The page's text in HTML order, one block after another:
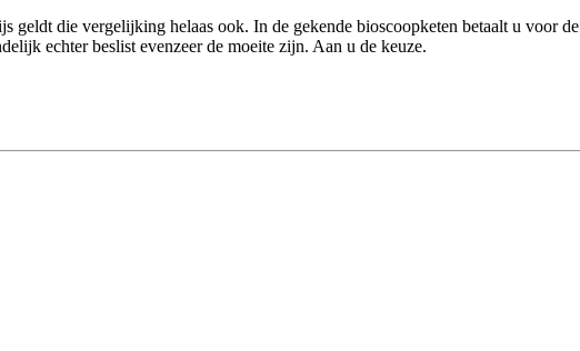
geldt die vergelijking helaas ook. In de gekende bioscoopketen betaalt u voor
echter beslist evenzeer de moeite zijn. Aan u de keuze.